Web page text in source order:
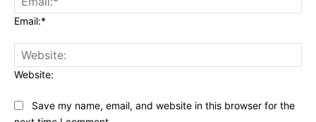
Email:*
Website:
Save my name, email, and website in this browser for the